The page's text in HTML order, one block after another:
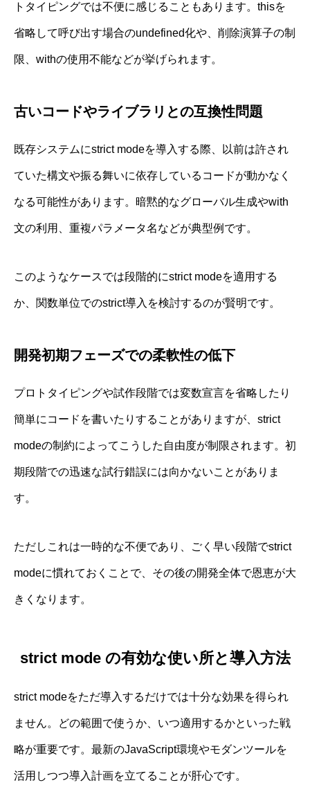
トタイピングでは不便に感じることもあります。thisを
省略して呼び出す場合のundefined化や、削除演算子の制
限、withの使用不能などが挙げられます。
古いコードやライブラリとの互換性問題
既存システムにstrict modeを導入する際、以前は許され
ていた構文や振る舞いに依存しているコードが動かなく
なる可能性があります。暗黙的なグローバル生成やwith
文の利用、重複パラメータ名などが典型例です。
このようなケースでは段階的にstrict modeを適用する
か、関数単位でのstrict導入を検討するのが賢明です。
開発初期フェーズでの柔軟性の低下
プロトタイピングや試作段階では変数宣言を省略したり
簡単にコードを書いたりすることがありますが、strict
modeの制約によってこうした自由度が制限されます。初
期段階での迅速な試行錯誤には向かないことがありま
す。
ただしこれは一時的な不便であり、ごく早い段階でstrict
modeに慣れておくことで、その後の開発全体で恩恵が大
きくなります。
strict mode の有効な使い所と導入方法
strict modeをただ導入するだけでは十分な効果を得られ
ません。どの範囲で使うか、いつ適用するかといった戦
略が重要です。最新のJavaScript環境やモダンツールを
活用しつつ導入計画を立てることが肝心です。